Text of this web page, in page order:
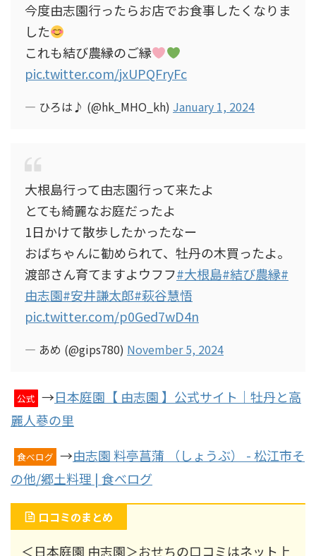
今度由志園行ったらお店でお食事したくなりま
した
これも結び農縁のご縁
pic.twitter.com/jxUPQFryFc
— ひろは♪ (@hk_MHO_kh) January 1, 2024
大根島行って由志園行って来たよ
とても綺麗なお庭だったよ
1日かけて散歩したかったなー
おばちゃんに勧められて、牡丹の木買ったよ。
渡部さん育てますよウフフ#大根島#結び農縁#
由志園#安井謙太郎#萩谷慧悟
pic.twitter.com/p0Ged7wD4n
— あめ (@gips780) November 5, 2024
公式 →日本庭園【 由志園 】公式サイト｜牡丹と高
麗人蔘の里
食べログ →由志園 料亭菖蒲 （しょうぶ） - 松江市そ
の他/郷土料理 | 食べログ
口コミのまとめ
＜日本庭園 由志園＞おせちの口コミはネット上